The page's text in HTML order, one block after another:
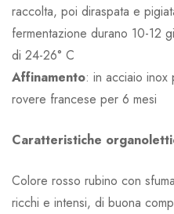
raccolta, poi diraspata e
fermentazione durano 10-12
di 24-26° C
Affinamento: in acciaio inox
rovere francese per 6 mesi
Caratteristiche
Colore rosso rubino con
ricchi e intensi, di buona